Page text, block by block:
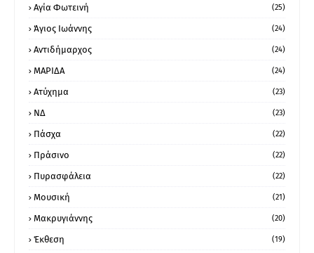
Αγία Φωτεινή (25)
Άγιος Ιωάννης (24)
Αντιδήμαρχος (24)
ΜΑΡΙΔΑ (24)
Ατύχημα (23)
ΝΔ (23)
Πάσχα (22)
Πράσινο (22)
Πυρασφάλεια (22)
Μουσική (21)
Μακρυγιάννης (20)
Έκθεση (19)